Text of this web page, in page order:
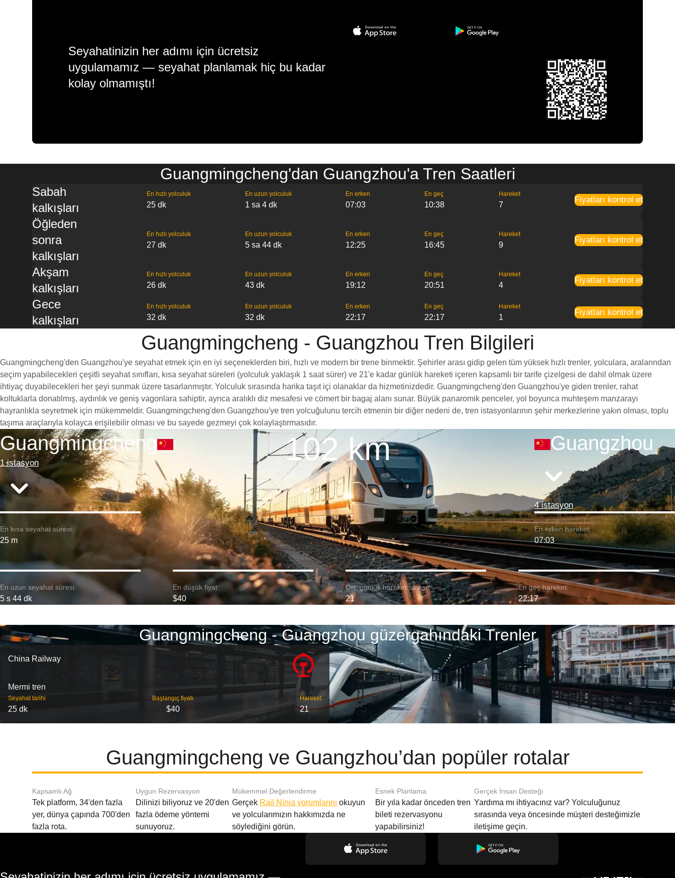
Seyahatinizin her adımı için ücretsiz
uygulamamız — seyahat planlamak hiç bu kadar
kolay olmamıştı!
Guangmingcheng'dan Guangzhou'a Tren Saatleri
Sabah
kalkışları
En hızlı yolculuk
25 dk
En uzun yolculuk
1 sa 4 dk
En erken
07:03
En geç
10:38
Hareket
7
Fiyatları kontrol et
Öğleden
sonra
kalkışları
En hızlı yolculuk
27 dk
En uzun yolculuk
5 sa 44 dk
En erken
12:25
En geç
16:45
Hareket
9
Fiyatları kontrol et
Akşam
kalkışları
En hızlı yolculuk
26 dk
En uzun yolculuk
43 dk
En erken
19:12
En geç
20:51
Hareket
4
Fiyatları kontrol et
Gece
kalkışları
En hızlı yolculuk
32 dk
En uzun yolculuk
32 dk
En erken
22:17
En geç
22:17
Hareket
1
Fiyatları kontrol et
Guangmingcheng - Guangzhou Tren Bilgileri
Guangmingcheng'den Guangzhou'ye seyahat etmek için en iyi seçeneklerden biri, hızlı ve modern bir trene binmektir. Şehirler arası gidip gelen tüm yüksek hızlı trenler, yolculara, aralarından
seçim yapabilecekleri çeşitli seyahat sınıfları, kısa seyahat süreleri (yolculuk yaklaşık 1 saat sürer) ve 21'e kadar günlük hareketi içeren kapsamlı bir tarife çizelgesi de dahil olmak üzere
ihtiyaç duyabilecekleri her şeyi sunmak üzere tasarlanmıştır. Yolculuk sırasında harika taşıt içi olanaklar da hizmetinizdedir. Guangmingcheng'den Guangzhou'ye giden trenler, rahat
koltuklarla donatılmış, aydınlık ve geniş vagonlara sahiptir, ayrıca aralıklı diz mesafesi ve cömert bir bagaj alanı sunar. Büyük panaromik penceler, yol boyunca muhteşem manzarayı
hayranlıkla seyretmek için mükemmeldir. Guangmingcheng'den Guangzhou'ye tren yolcuğulunu tercih etmenin bir diğer nedeni de, tren istasyonlarının şehir merkezlerine yakın olması, toplu
taşıma araçlarıyla kolayca erişilebilir olması ve bu sayede gezmeyi çok kolaylaştırmasıdır.
Guangmingcheng
1 istasyon 102 km Guangzhou
4 istasyon
En kısa seyahat süresi:
25 m
En erken hareket:
07:03
En uzun seyahat süresi:
5 s 44 dk
En düşük fiyat:
$40
Ort. günlük hareket sayısı:
21
En geç hareket:
22:17
Guangmingcheng - Guangzhou güzergahındaki Trenler
China Railway
Mermi tren
Seyahat tarihi
25 dk
Başlangıç ​​fiyatı
$40
Hareket
21
Guangmingcheng ve Guangzhou’dan popüler rotalar
Kapsamlı Ağ
Tek platform, 34'den fazla
yer, dünya çapında 700'den
fazla rota.
Uygun Rezervasyon
Dilinizi biliyoruz ve 20'den
fazla ödeme yöntemi
sunuyoruz.
Mükemmel Değerlendirme
Gerçek Rail Ninja yorumlarını okuyun
ve yolcularımızın hakkımızda ne
söylediğini görün.
Esnek Planlama
Bir yıla kadar önceden tren
bileti rezervasyonu
yapabilirsiniz!
Gerçek İnsan Desteği
Yardıma mı ihtiyacınız var? Yolculuğunuz
sırasında veya öncesinde müşteri desteğimizle
iletişime geçin.